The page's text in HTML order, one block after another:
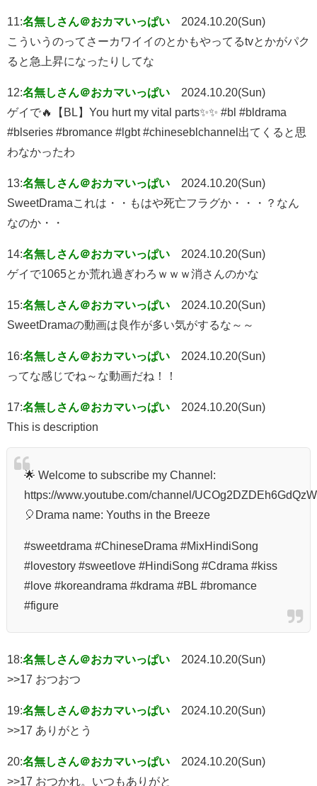
11:名無しさん＠おカマいっぱい
2024.10.20(Sun)
こういうのってさーカワイイのとかもやってるtvとかがパク
ると急上昇になったりしてな
12:名無しさん＠おカマいっぱい
2024.10.20(Sun)
ゲイで🔥【BL】You hurt my vital parts✨✨ #bl #bldrama
#blseries #bromance #lgbt #chineseblchannel出てくると思
わなかったわ
13:名無しさん＠おカマいっぱい
2024.10.20(Sun)
SweetDramaこれは・・もはや死亡フラグか・・・？なん
なのか・・
14:名無しさん＠おカマいっぱい
2024.10.20(Sun)
ゲイで1065とか荒れ過ぎわろｗｗｗ消さんのかな
15:名無しさん＠おカマいっぱい
2024.10.20(Sun)
SweetDramaの動画は良作が多い気がするな～～
16:名無しさん＠おカマいっぱい
2024.10.20(Sun)
ってな感じでね～な動画だね！！
17:名無しさん＠おカマいっぱい
2024.10.20(Sun)
This is description
🌟 Welcome to subscribe my Channel:
https://www.youtube.com/channel/
🎈Drama name: Youths in the Breeze
#sweetdrama #ChineseDrama #MixHindiSong
#lovestory #sweetlove #HindiSong #Cdrama #kiss
#love #koreandrama #kdrama #BL #bromance
#figure
18:名無しさん＠おカマいっぱい
2024.10.20(Sun)
>>17 おつおつ
19:名無しさん＠おカマいっぱい
2024.10.20(Sun)
>>17 ありがとう
20:名無しさん＠おカマいっぱい
2024.10.20(Sun)
>>17 おつかれ。いつもありがと